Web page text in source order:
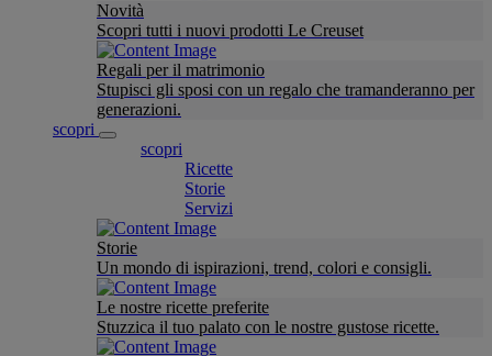
Novità
Scopri tutti i nuovi prodotti Le Creuset
Regali per il matrimonio
Stupisci gli sposi con un regalo che tramanderanno per
generazioni.
scopri
scopri
Ricette
Storie
Servizi
Storie
Un mondo di ispirazioni, trend, colori e consigli.
Le nostre ricette preferite
Stuzzica il tuo palato con le nostre gustose ricette.